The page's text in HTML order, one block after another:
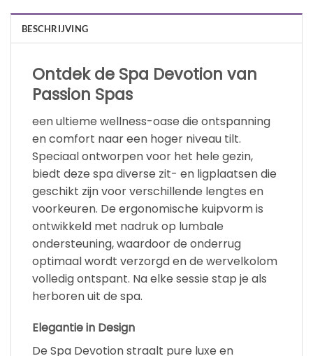
BESCHRIJVING
Ontdek de Spa Devotion van
Passion Spas
een ultieme wellness-oase die ontspanning
en comfort naar een hoger niveau tilt.
Speciaal ontworpen voor het hele gezin,
biedt deze spa diverse zit- en ligplaatsen die
geschikt zijn voor verschillende lengtes en
voorkeuren. De ergonomische kuipvorm is
ontwikkeld met nadruk op lumbale
ondersteuning, waardoor de onderrug
optimaal wordt verzorgd en de wervelkolom
volledig ontspant. Na elke sessie stap je als
herboren uit de spa.
Elegantie in Design
De Spa Devotion straalt pure luxe en